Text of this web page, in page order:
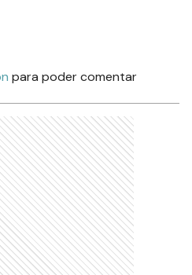
para poder comentar